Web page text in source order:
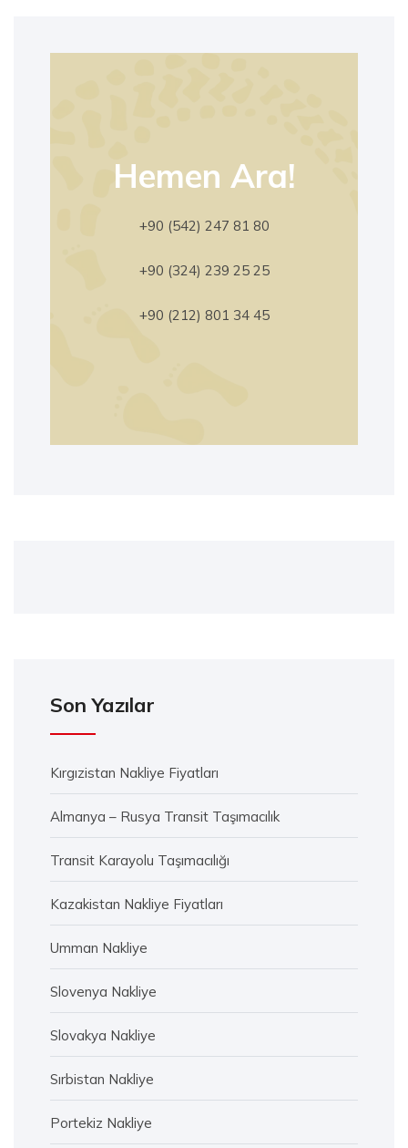
Hemen Ara!
+90 (542) 247 81 80
+90 (324) 239 25 25
+90 (212) 801 34 45
Son Yazılar
Kırgızistan Nakliye Fiyatları
Almanya – Rusya Transit Taşımacılık
Transit Karayolu Taşımacılığı
Kazakistan Nakliye Fiyatları
Umman Nakliye
Slovenya Nakliye
Slovakya Nakliye
Sırbistan Nakliye
Portekiz Nakliye